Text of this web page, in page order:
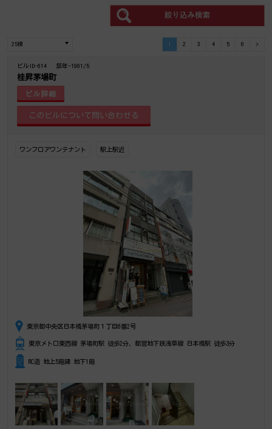
1 2 3 4 5 6 >
ビルID-614 築年-1961/5
桂昇茅場町
ビル詳細
ワンフロアワンテナント 駅上駅近
東京都中央区日本橋茅場町１丁目6番2号
東京メトロ東西線 茅場町駅 徒歩2分、都営地下鉄浅草線 日本橋駅 徒歩3分
RC造 地上5階建 地下1階